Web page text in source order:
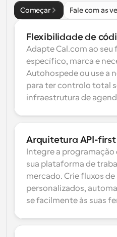
Começar Fale com as
Flexibilidade de
Adapte Cal.com ao seu
específico, marca e
Autohospede ou use a
para ter controlo total
infraestrutura de
Arquitetura API-first
Integre a programação
sua plataforma de
mercado. Crie fluxos de
personalizados,
se facilmente às suas